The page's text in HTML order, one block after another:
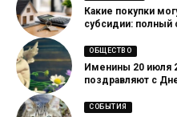
Какие покупки
субсидии: полный
ОБЩЕСТВО
Именины 20 июля
поздравляют с
СОБЫТИЯ